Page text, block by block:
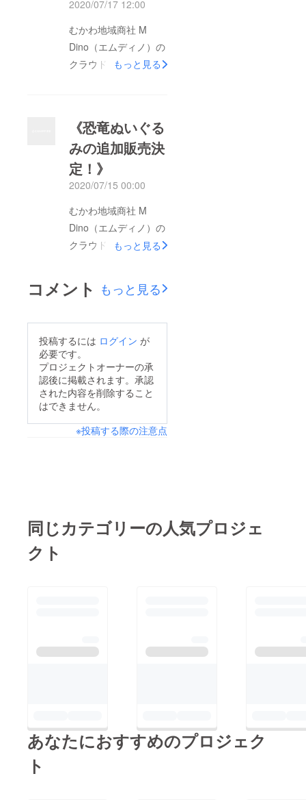
2020/07/17 12:00
むかわ地域商社 M
Dino（エムディノ）の
クラウドファンディン
に続き、【カムイサウ
ルスファンタジーver.
とファンタジーキーホ
ルダーのセット】
キーホルダーのセット
】の追加販売も決定し
ました！！注意事項が
認のうえ、ご支援をお
販売となります。 ②
販売個数は各50セット
ずつです。 ③出荷は
9月を予定していま
す。引き続きのご支
援、よろしくお願いい
たします！！カムイサ
ウルスファンタジー
もっと見る
《恐竜ぬいぐる
みの追加販売決
定！》
2020/07/15 00:00
むかわ地域商社 M
Dino（エムディノ）の
クラウドファンディン
誠にありがとうござい
ます。この度、好評に
ウルスリアルver.と
ファンタジーキーホル
ダーのセット 】【ホ
ベツアラキリュウと
】の追加販売が決定し
販売となります。 ②
販売個数は各50セット
ファンタジーキーホル
もっと見る
コメント もっと見る
投稿するには ログイン が
必要です。
プロジェクトオーナーの承
認後に掲載されます。承認
された内容を削除すること
はできません。
※投稿する際の注意点
同じカテゴリーの人気プロジェ
クト
あなたにおすすめのプロジェク
ト